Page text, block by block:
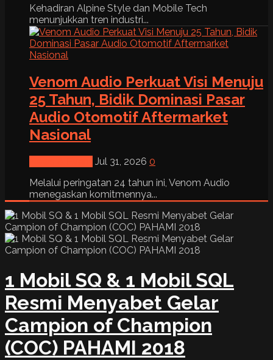
Kehadiran Alpine Style dan Mobile Tech
menunjukkan tren industri...
Venom Audio Perkuat Visi Menuju
25 Tahun, Bidik Dominasi Pasar
Audio Otomotif Aftermarket
Nasional
Jul 31, 2026 0
Melalui peringatan 24 tahun ini, Venom Audio
menegaskan komitmennya...
1 Mobil SQ & 1 Mobil SQL
Resmi Menyabet Gelar
Campion of Champion
(COC) PAHAMI 2018